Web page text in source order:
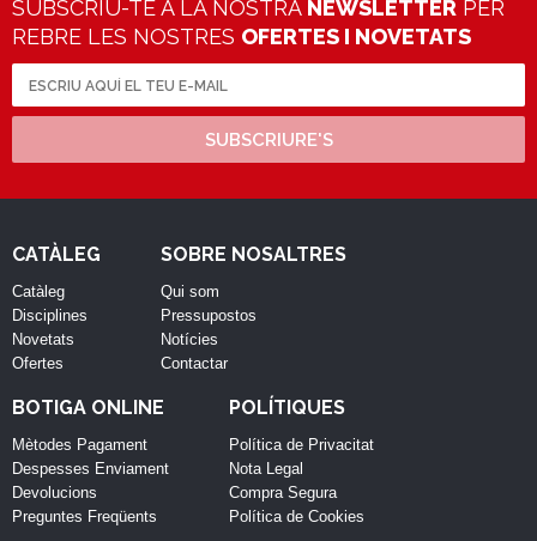
SUBSCRIU-TE A LA NOSTRA NEWSLETTER PER
REBRE LES NOSTRES OFERTES I NOVETATS
SUBSCRIURE'S
CATÀLEG
Catàleg
Disciplines
Novetats
Ofertes
SOBRE NOSALTRES
Qui som
Pressupostos
Notícies
Contactar
BOTIGA ONLINE
Mètodes Pagament
Despesses Enviament
Devolucions
Preguntes Freqüents
POLÍTIQUES
Política de Privacitat
Nota Legal
Compra Segura
Política de Cookies